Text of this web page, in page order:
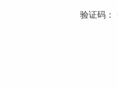
验证码：